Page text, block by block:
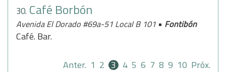
30. Café Borbón
Avenida El Dorado #69a-51 Local B 101 • Fontibón
Café. Bar.
Anter. 1 2 3 4 5 6 7 8 9 10 Próx.